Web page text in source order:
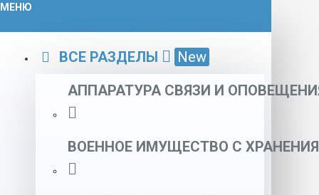
МЕНЮ
ВСЕ РАЗДЕЛЫ
New
АППАРАТУРА СВЯЗИ И
ВОЕННОЕ ИМУЩЕСТВО С ХРАНЕНИЯ